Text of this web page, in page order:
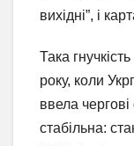
вихідні”, і
Така
року, коли
ввела чергові
стабільна: